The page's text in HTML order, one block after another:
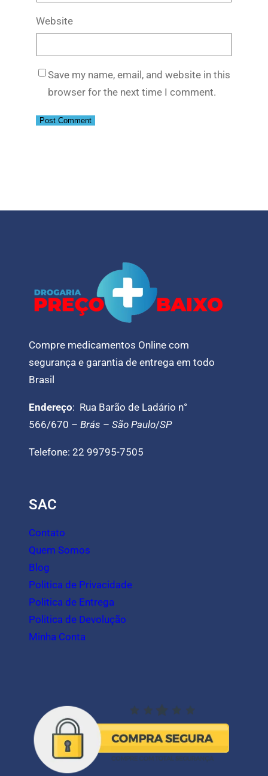
Website
Save my name, email, and website in this
browser for the next time I comment.
Compre medicamentos Online com
segurança e garantia de entrega em todo
Brasil
Endereço: Rua Barão de Ladário n°
566/670 – Brás – São Paulo/SP
Telefone: 22 99795-7505
SAC
Contato
Quem Somos
Blog
Politica de Privacidade
Politica de Entrega
Politica de Devolução
Minha Conta